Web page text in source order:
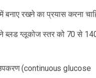
रखने का प्रयास करना
ब्लड ग्लूकोज स्तर को 70 से
उपकरण (continuous glucose